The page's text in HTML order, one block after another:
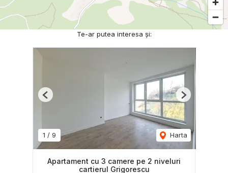
Te-ar putea interesa și:
1 / 9 Harta
Previous Next
Apartament cu 3 camere pe 2 niveluri
cartierul Grigorescu